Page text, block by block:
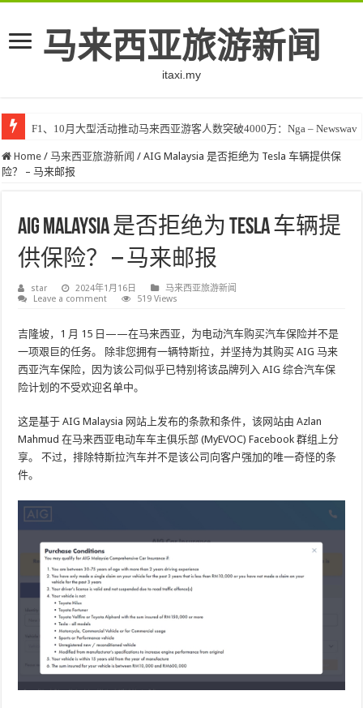
马来西亚旅游新闻
itaxi.my
F1、10月大型活动推动马来西亚游客人数突破4000万：Nga – Newswav
Home / 马来西亚旅游新闻 / AIG Malaysia 是否拒绝为 Tesla 车辆提供保
险？ – 马来邮报
AIG Malaysia 是否拒绝为 Tesla 车辆提
供保险？ – 马来邮报
star 2024年1月16日
马来西亚旅游新闻
Leave a comment
519 Views
吉隆坡，1 月 15 日——在马来西亚，为电动汽车购买汽车保险并不是
一项艰巨的任务。 除非您拥有一辆特斯拉，并坚持为其购买 AIG 马来
西亚汽车保险，因为该公司似乎已特别将该品牌列入 AIG 综合汽车保
险计划的不受欢迎名单中。
这是基于 AIG Malaysia 网站上发布的条款和条件，该网站由 Azlan
Mahmud 在马来西亚电动车车主俱乐部 (MyEVOC) Facebook 群组上分
享。 不过，排除特斯拉汽车并不是该公司向客户强加的唯一奇怪的条
件。